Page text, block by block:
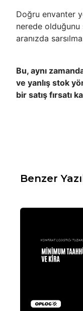
Doğru envanter
nerede
aranızda
Bu, aynı
ve yanlış stok
bir satış fırsatı
Benzer